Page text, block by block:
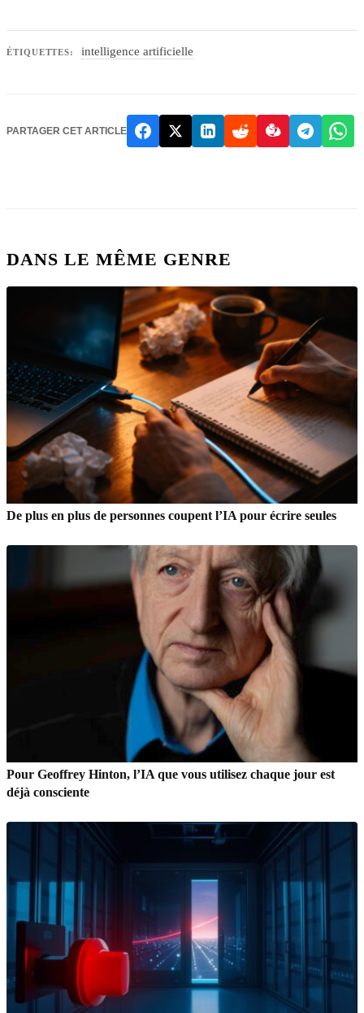
ÉTIQUETTES: intelligence artificielle
PARTAGER CET ARTICLE
DANS LE MÊME GENRE
De plus en plus de personnes coupent l’IA pour écrire seules
Pour Geoffrey Hinton, l’IA que vous utilisez chaque jour est
déjà consciente